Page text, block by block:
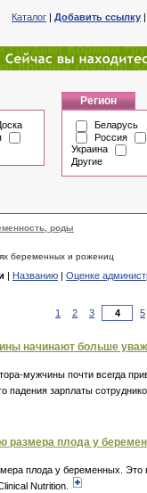
Каталог | Добавить ссылку
Регион
Беларусь
Россия
Украина
Другие
роды
беременных и рожениц
| Названию | Оценке
1 2 3 5
начинают больше
мужчины почти всегда
падения зарплаты
размера плода у
плода у беременных. Это
Nutrition.